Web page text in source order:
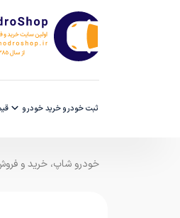
ثبت خودروخرید خودرو
خودرو شاپ، خرید و فروش خودرو